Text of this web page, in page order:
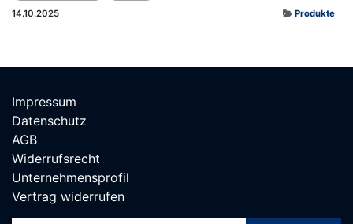
14.10.2025 Produkte
Impressum
Datenschutz
AGB
Widerrufsrecht
Unternehmensprofil
Vertrag widerrufen